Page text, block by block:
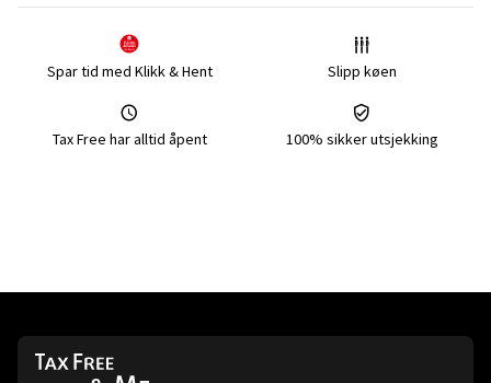
Spar tid med Klikk & Hent Slipp køen
Tax Free har alltid åpent 100% sikker utsjekking